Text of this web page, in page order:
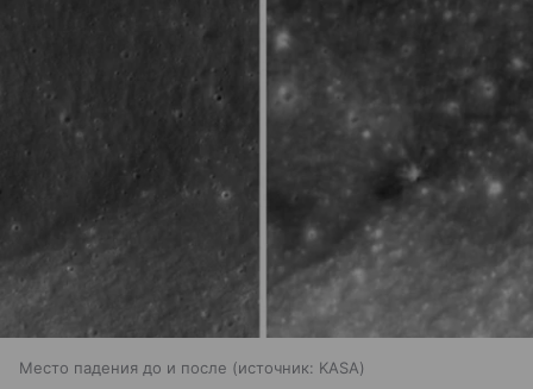
Место падения до и после источник: KASA